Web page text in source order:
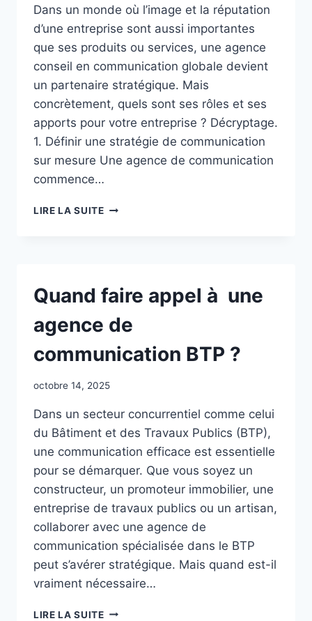
Dans un monde où l’image et la réputation
d’une entreprise sont aussi importantes
que ses produits ou services, une agence
conseil en communication globale devient
un partenaire stratégique. Mais
concrètement, quels sont ses rôles et ses
apports pour votre entreprise ? Décryptage.
1. Définir une stratégie de communication
sur mesure Une agence de communication
commence…
LIRE LA SUITEQUE
CONSEIL
COMMUNICATION
POUR
?
Quand faire appel à une
agence de
communication BTP ?
octobre 14, 2025
Dans un secteur concurrentiel comme celui
du Bâtiment et des Travaux Publics (BTP),
une communication efficace est essentielle
pour se démarquer. Que vous soyez un
constructeur, un promoteur immobilier, une
entreprise de travaux publics ou un artisan,
collaborer avec une agence de
communication spécialisée dans le BTP
peut s’avérer stratégique. Mais quand est-il
vraiment nécessaire…
LIRE LA SUITEQUAND